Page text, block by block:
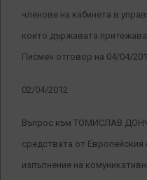
членове на кабинета в
които държавата
Писмен отговор на 04/04/
02/04/2012
Въпрос към ТОМИСЛАВ
средствата от
изпълнение на